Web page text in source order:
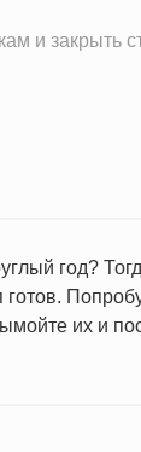
и
год?
их и